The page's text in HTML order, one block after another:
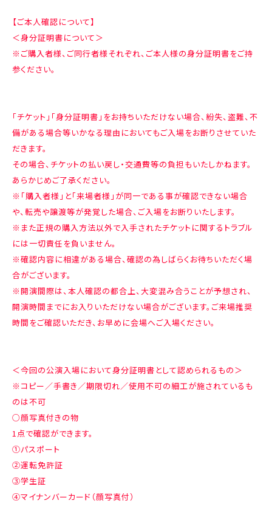
【ご本人確認について】
＜身分証明書について＞
※ご購入者様、ご同行者様それぞれ、ご本人様の身分証明書をご持
参ください。
「チケット」「身分証明書」をお持ちいただけない場合、紛失、盗難、不
備がある場合等いかなる理由においてもご入場をお断りさせていた
だきます。
その場合、チケットの払い戻し・交通費等の負担もいたしかねます。
あらかじめご了承ください。
※「購入者様」と「来場者様」が同一である事が確認できない場合
や、転売や譲渡等が発覚した場合、ご入場をお断りいたします。
※また正規の購入方法以外で入手されたチケットに関するトラブル
には一切責任を負いません。
※確認内容に相違がある場合、確認の為しばらくお待ちいただく場
合がございます。
※開演間際は、本人確認の都合上、大変混み合うことが予想され、
開演時間までにお入りいただけない場合がございます。ご来場推奨
時間をご確認いただき、お早めに会場へご入場ください。
＜今回の公演入場において身分証明書として認められるもの＞
※コピー／手書き／期限切れ／使用不可の細工が施されているも
のは不可
○顔写真付きの物
1点で確認ができます。
①パスポート
②運転免許証
③学生証
④マイナンバーカード（顔写真付）